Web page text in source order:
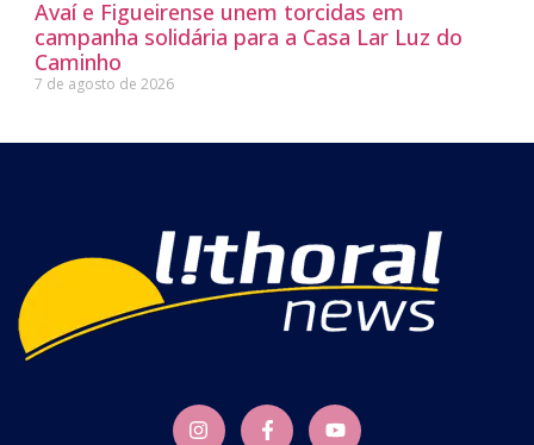
Avaí e Figueirense unem torcidas em
campanha solidária para a Casa Lar Luz do
Caminho
7 de agosto de 2026